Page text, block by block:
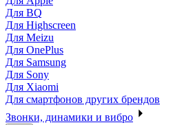
Для BQ
Для Highscreen
Для Meizu
Для OnePlus
Для Samsung
Для Sony
Для Xiaomi
Для смартфонов других брендов
Звонки, динамики и вибро